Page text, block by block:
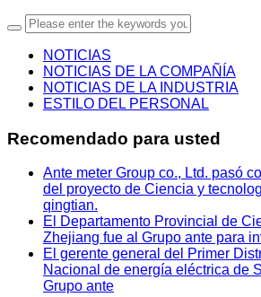
NOTICIAS
NOTICIAS DE LA COMPAÑÍA
NOTICIAS DE LA INDUSTRIA
ESTILO DEL PERSONAL
Recomendado para usted
Ante meter Group co., Ltd. pasó
del proyecto de Ciencia y
qingtian.
El Departamento Provincial de
Zhejiang fue al Grupo ante para
El gerente general del Primer
Nacional de energía eléctrica de
Grupo ante